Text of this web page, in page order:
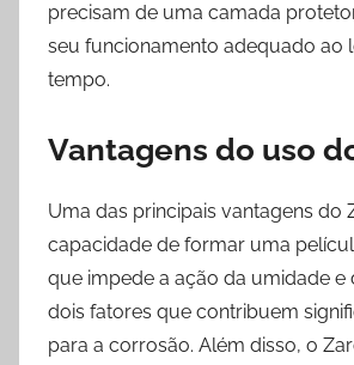
precisam de uma camada
seu funcionamento adequado ao
tempo.
Vantagens do uso
Uma das principais vantagens do
capacidade de formar uma
que impede a ação da umidade e
dois fatores que contribuem
para a corrosão. Além disso, o